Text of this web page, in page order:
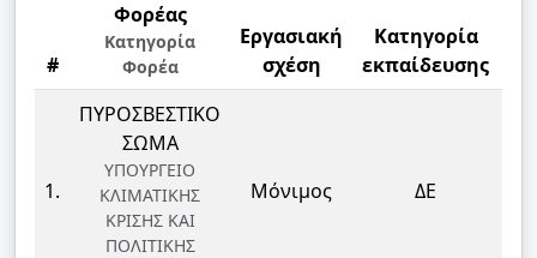
#
Φορέας
Κατηγορία
Φορέα
Εργασιακή
σχέση
Κατηγορία
εκπαίδευσης
1.
ΠΥΡΟΣΒΕΣΤΙΚΟ
ΣΩΜΑ
ΥΠΟΥΡΓΕΙΟ
ΚΛΙΜΑΤΙΚΗΣ
ΚΡΙΣΗΣ ΚΑΙ
ΠΟΛΙΤΙΚΗΣ
Μόνιμος ΔΕ